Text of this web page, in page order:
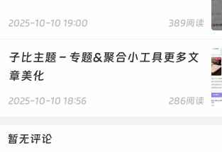
content/uploads/2025/03/
800x341.webp" alt="子比主题美化教程">
<div class="neon-animated">
<img src="https://
content/uploads/2025/03/
</div>
389阅读
2025-10-10 19:00
子比主题 – 专题&聚合小工具更多文
章美化
286阅读
2025-10-10 18:56
暂无评论